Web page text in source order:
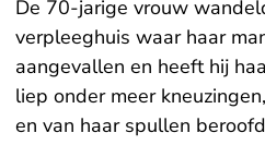
De 70-jarige vrouw
verpleeghuis waar haar
aangevallen en heeft hij
liep onder meer
en van haar spullen